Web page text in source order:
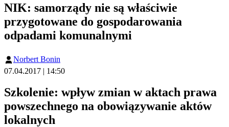
NIK: samorządy nie są właściwie
przygotowane do gospodarowania
odpadami komunalnymi
Norbert Bonin
07.04.2017 | 14:50
Szkolenie: wpływ zmian w aktach prawa
powszechnego na obowiązywanie aktów
lokalnych